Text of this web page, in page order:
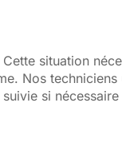
situation
Nos techniciens
suivie si nécessaire